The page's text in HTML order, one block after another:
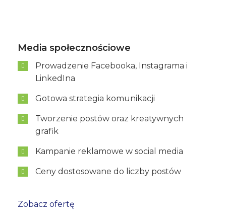
Media społecznościowe
Prowadzenie Facebooka, Instagrama i
LinkedIna
Gotowa strategia komunikacji
Tworzenie postów oraz kreatywnych
grafik
Kampanie reklamowe w social media
Ceny dostosowane do liczby postów
Zobacz ofertę